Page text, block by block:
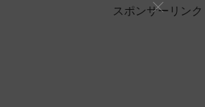
スポンサーリンク